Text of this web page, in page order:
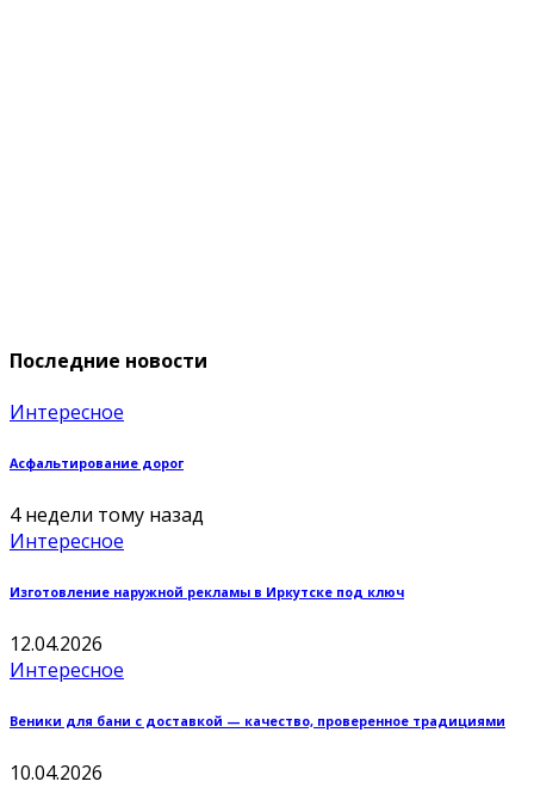
Последние новости
Интересное
Асфальтирование дорог
4 недели тому назад
Интересное
Изготовление наружной рекламы в Иркутске под ключ
12.04.2026
Интересное
Веники для бани с доставкой — качество, проверенное традициями
10.04.2026